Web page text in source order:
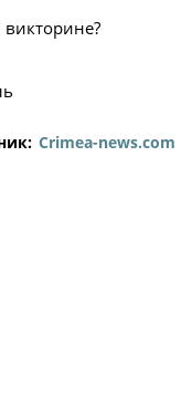
Crimea-news.com